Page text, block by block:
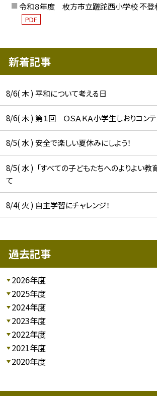
令和８年度 枚方市立蹉跎西小学校 不登
PDF
新着記事
8/6( 木 ) 平和について考える日
8/6( 木 ) 第１回 ＯＳＡＫＡ小学生しおりコンテ
8/5( 水 ) 安全で楽しい夏休みにしよう！
8/5( 水 ) 「すべての子どもたちへのよりよい教
て
8/4( 火 ) 自主学習にチャレンジ！
過去記事
2026年度
2025年度
2024年度
2023年度
2022年度
2021年度
2020年度